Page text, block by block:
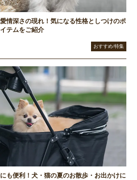
情深さの現れ！気になる性格としつけのポ
テムをご紹介
おすすめ/特集
も便利！犬・猫の夏のお散歩・お出かけに